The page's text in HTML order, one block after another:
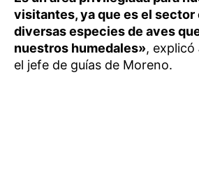
visitantes, ya que es el sector
diversas especies de aves
nuestros humedales», explicó
el jefe de guías de Moreno.